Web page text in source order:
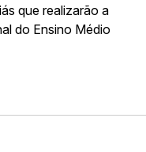
que realizarão a
do Ensino Médio